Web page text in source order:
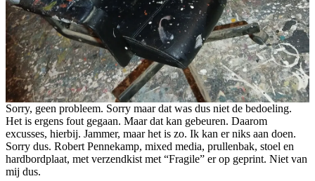
Sorry, geen probleem. Sorry maar dat was dus niet de bedoeling.
Het is ergens fout gegaan. Maar dat kan gebeuren. Daarom
excusses, hierbij. Jammer, maar het is zo. Ik kan er niks aan doen.
Sorry dus. Robert Pennekamp, mixed media, prullenbak, stoel en
hardbordplaat, met verzendkist met “Fragile” er op geprint. Niet van
mij dus.